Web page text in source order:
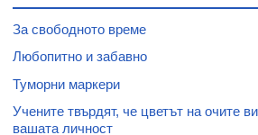
За свободното време
Любопитно и забавно
Туморни маркери
Учените твърдят, че цветът на очите
вашата личност